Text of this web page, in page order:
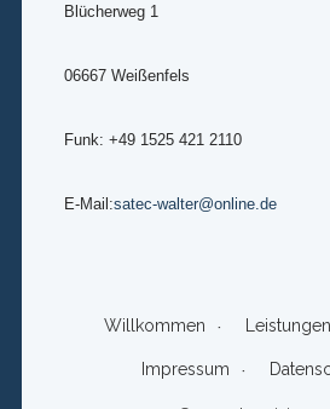
Blücherweg 1
06667 Weißenfels
Funk: +49 1525 421 2110
E-Mail:satec-walter@online.de
Willkommen Leistungen
Impressum